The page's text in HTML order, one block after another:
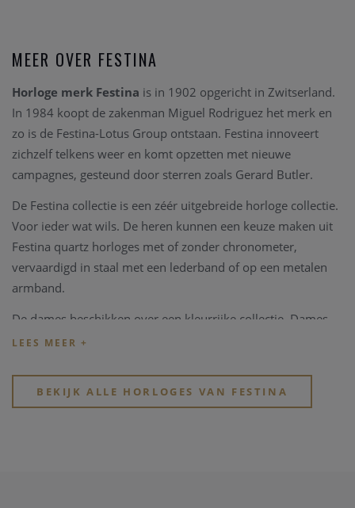
MEER OVER FESTINA
Horloge merk Festina is in 1902 opgericht in Zwitserland.
In 1984 koopt de zakenman Miguel Rodriguez het merk en
zo is de Festina-Lotus Group ontstaan. Festina innoveert
zichzelf telkens weer en komt opzetten met nieuwe
campagnes, gesteund door sterren zoals Gerard Butler.
De Festina collectie is een zéér uitgebreide horloge collectie.
Voor ieder wat wils. De heren kunnen een keuze maken uit
Festina quartz horloges met of zonder chronometer,
vervaardigd in staal met een lederband of op een metalen
armband.
De dames beschikken over een kleurrijke collectie. Dames
quartz Festina horloges zijn verkrijgbaar in volledig staal,
lederband en zirconium steentjes verwerkt in de kast.
Juwelier Clem Vercammen is een officiële Festina dealer,
BEKIJK ALLE HORLOGES VAN FESTINA